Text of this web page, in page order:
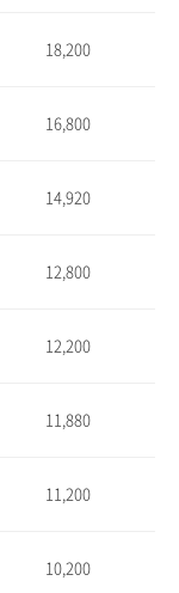
18,200
16,800
14,920
12,800
12,200
11,880
11,200
10,200